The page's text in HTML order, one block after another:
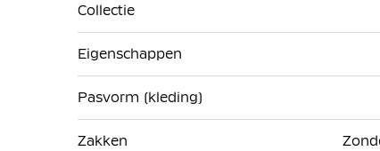
Collectie
Eigenschappen
Pasvorm (kleding)
Zakken